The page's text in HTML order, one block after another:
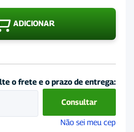
20Kg
ADICIONAR
o frete e o prazo de entrega:
Consultar
Não sei meu cep